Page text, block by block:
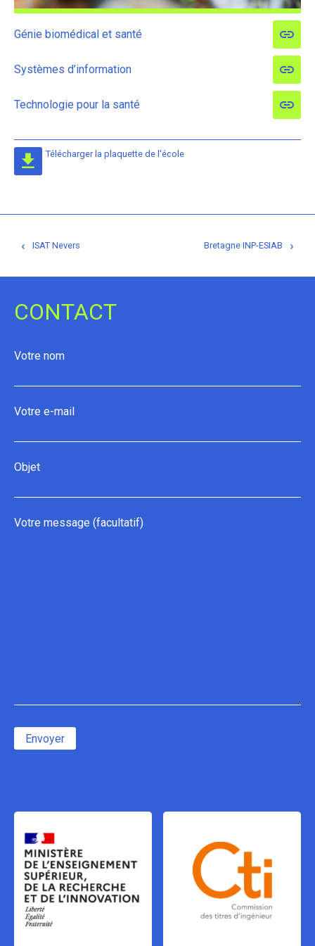
Génie biomédical et santé
Systèmes d’information
Technologie pour la santé
Télécharger la plaquette de l'école
l’article
‹ ISAT Nevers ›
Bretagne INP-ESIAB
CONTACT
Votre nom
Votre e-mail
Objet
Votre message (facultatif)